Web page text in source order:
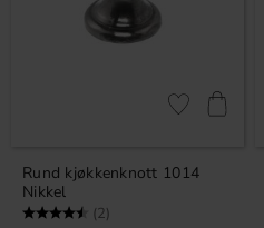
Rund kjøkkenknott 1014
Nikkel
Karakter: (2)
Lagre som